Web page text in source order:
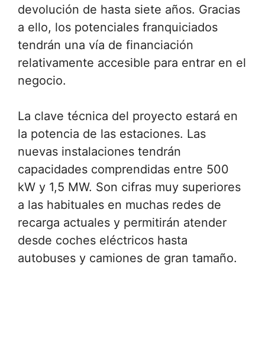
devolución de hasta siete años. Gracias
a ello, los potenciales franquiciados
tendrán una vía de financiación
relativamente accesible para entrar en el
negocio.
La clave técnica del proyecto estará en
la potencia de las estaciones. Las
nuevas instalaciones tendrán
capacidades comprendidas entre 500
kW y 1,5 MW. Son cifras muy superiores
a las habituales en muchas redes de
recarga actuales y permitirán atender
desde coches eléctricos hasta
autobuses y camiones de gran tamaño.